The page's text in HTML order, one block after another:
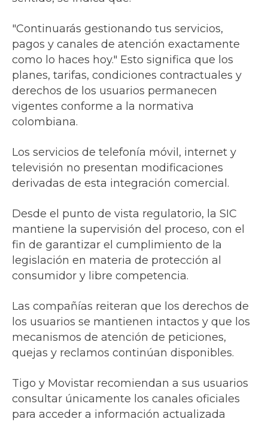
"Continuarás gestionando tus servicios,
pagos y canales de atención exactamente
como lo haces hoy." Esto significa que los
planes, tarifas, condiciones contractuales y
derechos de los usuarios permanecen
vigentes conforme a la normativa
colombiana.
Los servicios de telefonía móvil, internet y
televisión no presentan modificaciones
derivadas de esta integración comercial.
Desde el punto de vista regulatorio, la SIC
mantiene la supervisión del proceso, con el
fin de garantizar el cumplimiento de la
legislación en materia de protección al
consumidor y libre competencia.
Las compañías reiteran que los derechos de
los usuarios se mantienen intactos y que los
mecanismos de atención de peticiones,
quejas y reclamos continúan disponibles.
Tigo y Movistar recomiendan a sus usuarios
consultar únicamente los canales oficiales
para acceder a información actualizada